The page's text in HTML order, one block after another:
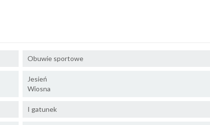
Obuwie sportowe
Jesień
Wiosna
I gatunek